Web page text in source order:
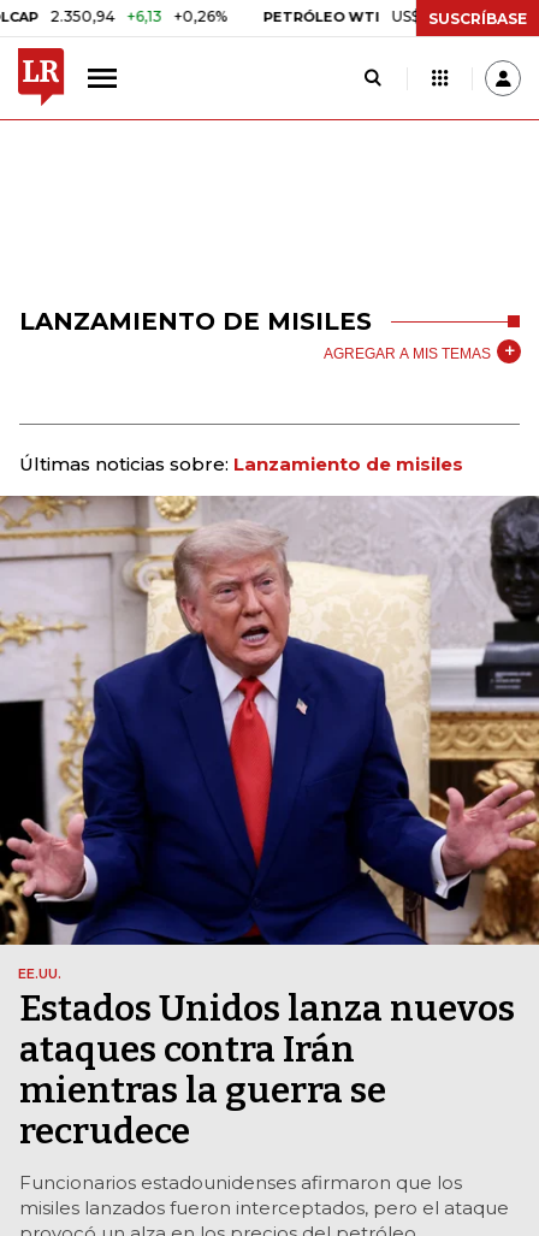
+6,13 +0,26% PETRÓLEO WTI US$ 78,01 US$ 2,92
SUSCRÍBASE
LANZAMIENTO DE MISILES
AGREGAR A MIS TEMAS
Últimas noticias sobre: Lanzamiento de misiles
EE.UU.
Estados Unidos lanza nuevos
ataques contra Irán
mientras la guerra se
recrudece
Funcionarios estadounidenses afirmaron que los
misiles lanzados fueron interceptados, pero el ataque